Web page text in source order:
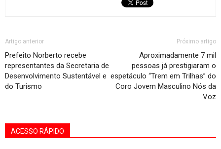
Artigo anterior
Prefeito Norberto recebe
representantes da Secretaria de
Desenvolvimento Sustentável e
do Turismo
Próximo artigo
Aproximadamente 7 mil
pessoas já prestigiaram o
espetáculo “Trem em Trilhas” do
Coro Jovem Masculino Nós da
Voz
ACESSO RÁPIDO